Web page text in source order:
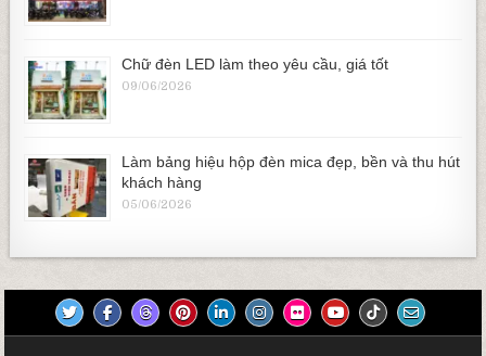
Chữ đèn LED làm theo yêu cầu, giá tốt
09/06/2026
Làm bảng hiệu hộp đèn mica đẹp, bền và thu hút
khách hàng
05/06/2026